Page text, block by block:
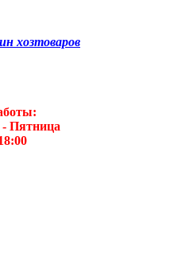
хозтоваров
- Пятница